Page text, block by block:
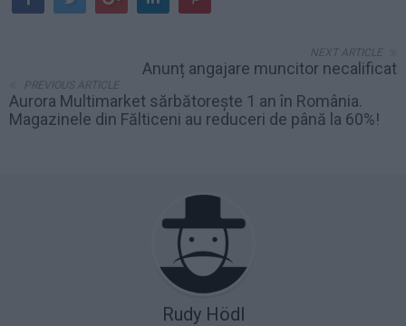
NEXT ARTICLE
Anunț angajare muncitor necalificat
PREVIOUS ARTICLE
Aurora Multimarket sărbătorește 1 an în România.
Magazinele din Fălticeni au reduceri de până la 60%!
Rudy Hödl